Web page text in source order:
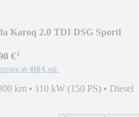
Karoq 2.0 TDI DSG Sportl
€¹
ab 416 € mtl.
km • 110 kW (150 PS) • Diesel